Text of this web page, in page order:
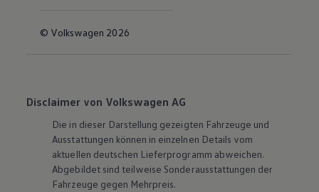
© Volkswagen 2026
Disclaimer von Volkswagen AG
Die in dieser Darstellung gezeigten Fahrzeuge und
Ausstattungen können in einzelnen Details vom
aktuellen deutschen Lieferprogramm abweichen.
Abgebildet sind teilweise Sonderausstattungen der
Fahrzeuge gegen Mehrpreis.